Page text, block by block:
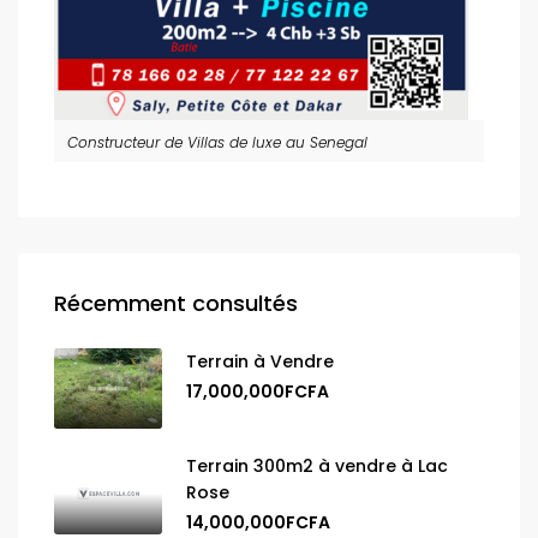
Constructeur de Villas de luxe au Senegal
Récemment consultés
Terrain à Vendre
17,000,000FCFA
Terrain 300m2 à vendre à Lac
Rose
14,000,000FCFA